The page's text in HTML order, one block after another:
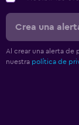
Crea una
Al crear una alerta de
nuestra política de